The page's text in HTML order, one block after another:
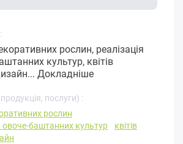
рослин, реалізація
культур, квітів
Докладніше
послуги) :
рослин
овоче-баштанних культур
квітів